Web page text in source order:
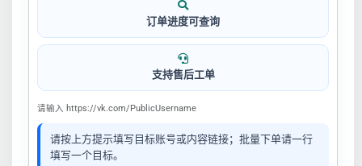
订单进度可查询
支持售后工单
请输入 https://vk.com/PublicUsername
请按上方提示填写目标账号或内容链接；批量下单请一行
填写一个目标。